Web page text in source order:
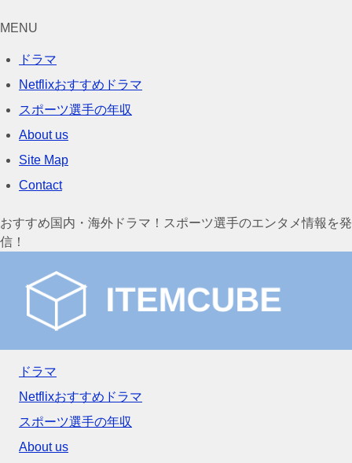
MENU
ドラマ
Netflixおすすめドラマ
スポーツ選手の年収
About us
Site Map
Contact
おすすめ国内・海外ドラマ！スポーツ選手のエンタメ情報を発
信！
ドラマ
Netflixおすすめドラマ
スポーツ選手の年収
About us